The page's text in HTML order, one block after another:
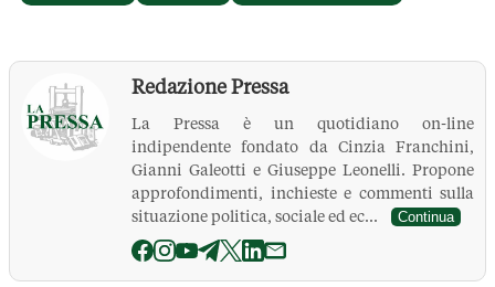
Redazione Pressa
La Pressa è un quotidiano on-line
indipendente fondato da Cinzia Franchini,
Gianni Galeotti e Giuseppe Leonelli. Propone
approfondimenti, inchieste e commenti sulla
situazione politica, sociale ed ec...
Continua